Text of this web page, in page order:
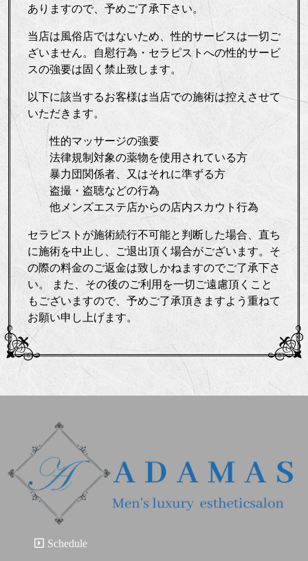
ありますので、予めご了承下さい。
当店は風俗店ではないため、性的サービスは一切ご
ざいません。自慰行為・セラピストへの性的サービ
スの強要は固く禁止致します。
以下に該当するお客様は当店での施術は控えさせて
いただきます。
性的マッサージの強要
法律規制対象の薬物を使用されている方
暴力団関係者、又はそれに準ずる方
盗撮・盗聴などの行為
他メンズエステ店からの店内スカウト行為
セラピストが施術続行不可能と判断した場合、直ち
に施術を中止し、ご退出頂く場合がございます。そ
の際の料金のご返金は致しかねますのでご了承下さ
い。 また、その後のご利用を一切ご遠慮頂くこと
もございますので、予めご了承頂きますよう重ねて
お願い申し上げます。
Schedule